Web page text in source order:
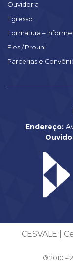
Ouvidoria
Egresso
Formatura –
Fies / Prouni
Parcerias e
Endereço:
CESVALE |
® 2010 –